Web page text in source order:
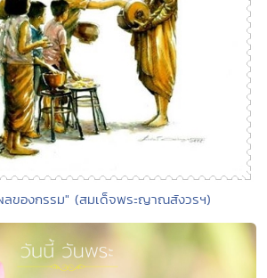
ลของกรรม" (สมเด็จพระญาณสังวรฯ)